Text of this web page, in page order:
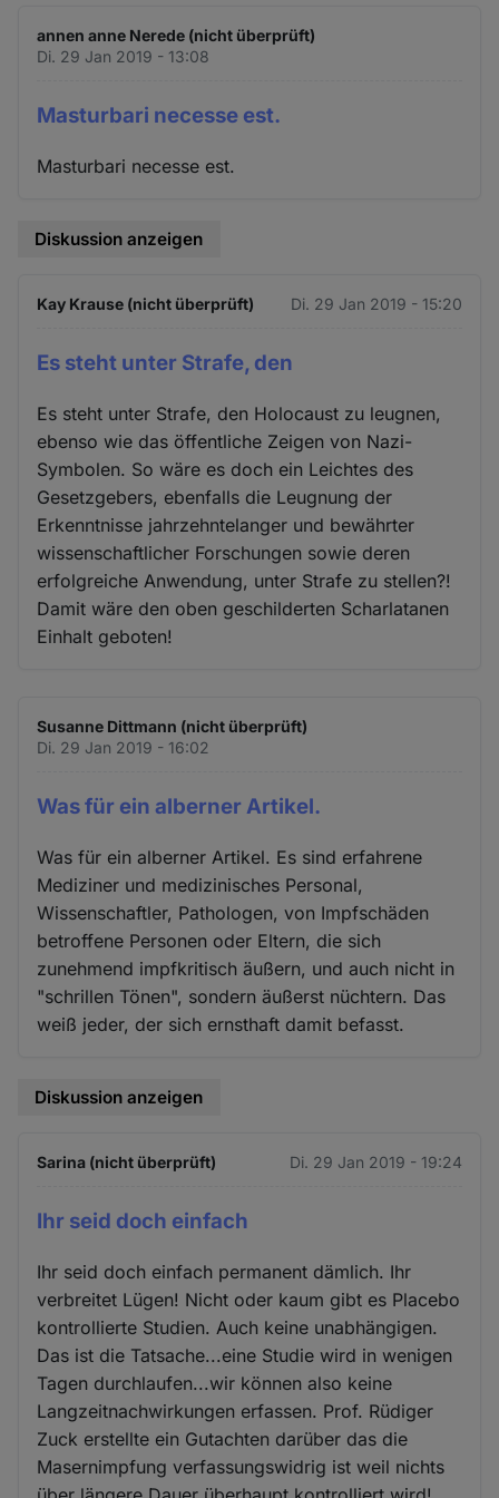
annen anne Nerede (nicht überprüft)
Di. 29 Jan 2019 - 13:08
Masturbari necesse est.
Masturbari necesse est.
Diskussion anzeigen
Kay Krause (nicht überprüft) Di. 29 Jan 2019 - 15:20
Es steht unter Strafe, den
Es steht unter Strafe, den Holocaust zu leugnen,
ebenso wie das öffentliche Zeigen von Nazi-
Symbolen. So wäre es doch ein Leichtes des
Gesetzgebers, ebenfalls die Leugnung der
Erkenntnisse jahrzehntelanger und bewährter
wissenschaftlicher Forschungen sowie deren
erfolgreiche Anwendung, unter Strafe zu stellen?!
Damit wäre den oben geschilderten Scharlatanen
Einhalt geboten!
Susanne Dittmann (nicht überprüft)
Di. 29 Jan 2019 - 16:02
Was für ein alberner Artikel.
Was für ein alberner Artikel. Es sind erfahrene
Mediziner und medizinisches Personal,
Wissenschaftler, Pathologen, von Impfschäden
betroffene Personen oder Eltern, die sich
zunehmend impfkritisch äußern, und auch nicht in
"schrillen Tönen", sondern äußerst nüchtern. Das
weiß jeder, der sich ernsthaft damit befasst.
Diskussion anzeigen
Sarina (nicht überprüft) Di. 29 Jan 2019 - 19:24
Ihr seid doch einfach
Ihr seid doch einfach permanent dämlich. Ihr
verbreitet Lügen! Nicht oder kaum gibt es Placebo
kontrollierte Studien. Auch keine unabhängigen.
Das ist die Tatsache...eine Studie wird in wenigen
Tagen durchlaufen...wir können also keine
Langzeitnachwirkungen erfassen. Prof. Rüdiger
Zuck erstellte ein Gutachten darüber das die
Masernimpfung verfassungswidrig ist weil nichts